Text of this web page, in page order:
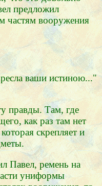
предложил
частям вооружения
ваши истиною..."
правды. Там, где
как раз там нет
скрепляет и
Павел, ремень на
униформы